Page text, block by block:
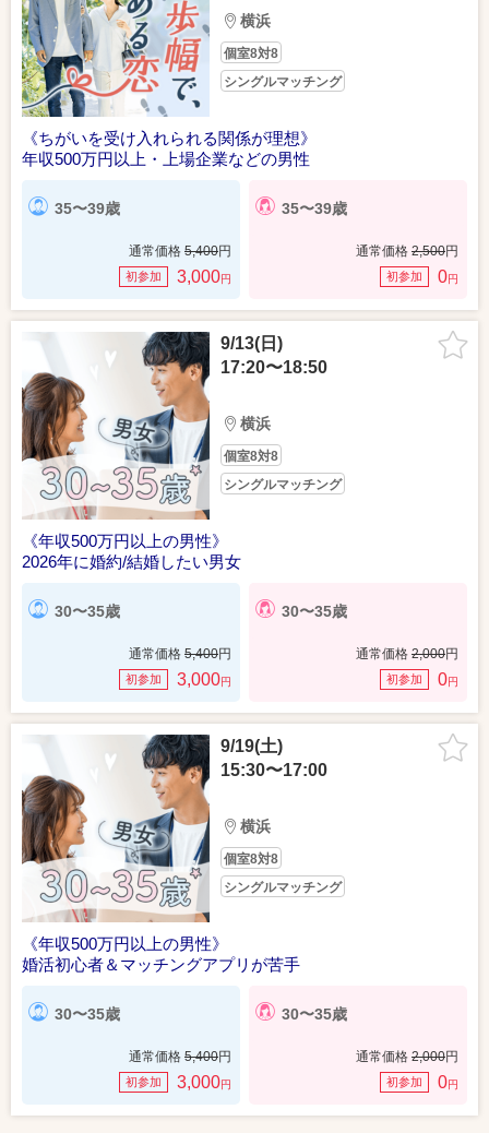
横浜
個室8対8
シングルマッチング
《ちがいを受け入れられる関係が理想》
年収500万円以上・上場企業などの男性
35〜39歳
通常価格 5,400円
初参加 3,000円
35〜39歳
通常価格 2,500円
初参加 0円
9/13(日)
17:20〜18:50
横浜
個室8対8
シングルマッチング
《年収500万円以上の男性》
2026年に婚約/結婚したい男女
30〜35歳
通常価格 5,400円
初参加 3,000円
30〜35歳
通常価格 2,000円
初参加 0円
9/19(土)
15:30〜17:00
横浜
個室8対8
シングルマッチング
《年収500万円以上の男性》
婚活初心者＆マッチングアプリが苦手
30〜35歳
通常価格 5,400円
初参加 3,000円
30〜35歳
通常価格 2,000円
初参加 0円